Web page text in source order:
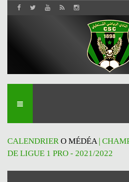
CALENDRIERO MÉDÉA|
DE LIGUE 1 PRO - 2021/2022